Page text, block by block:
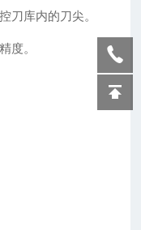
刀库内的刀尖。
度。